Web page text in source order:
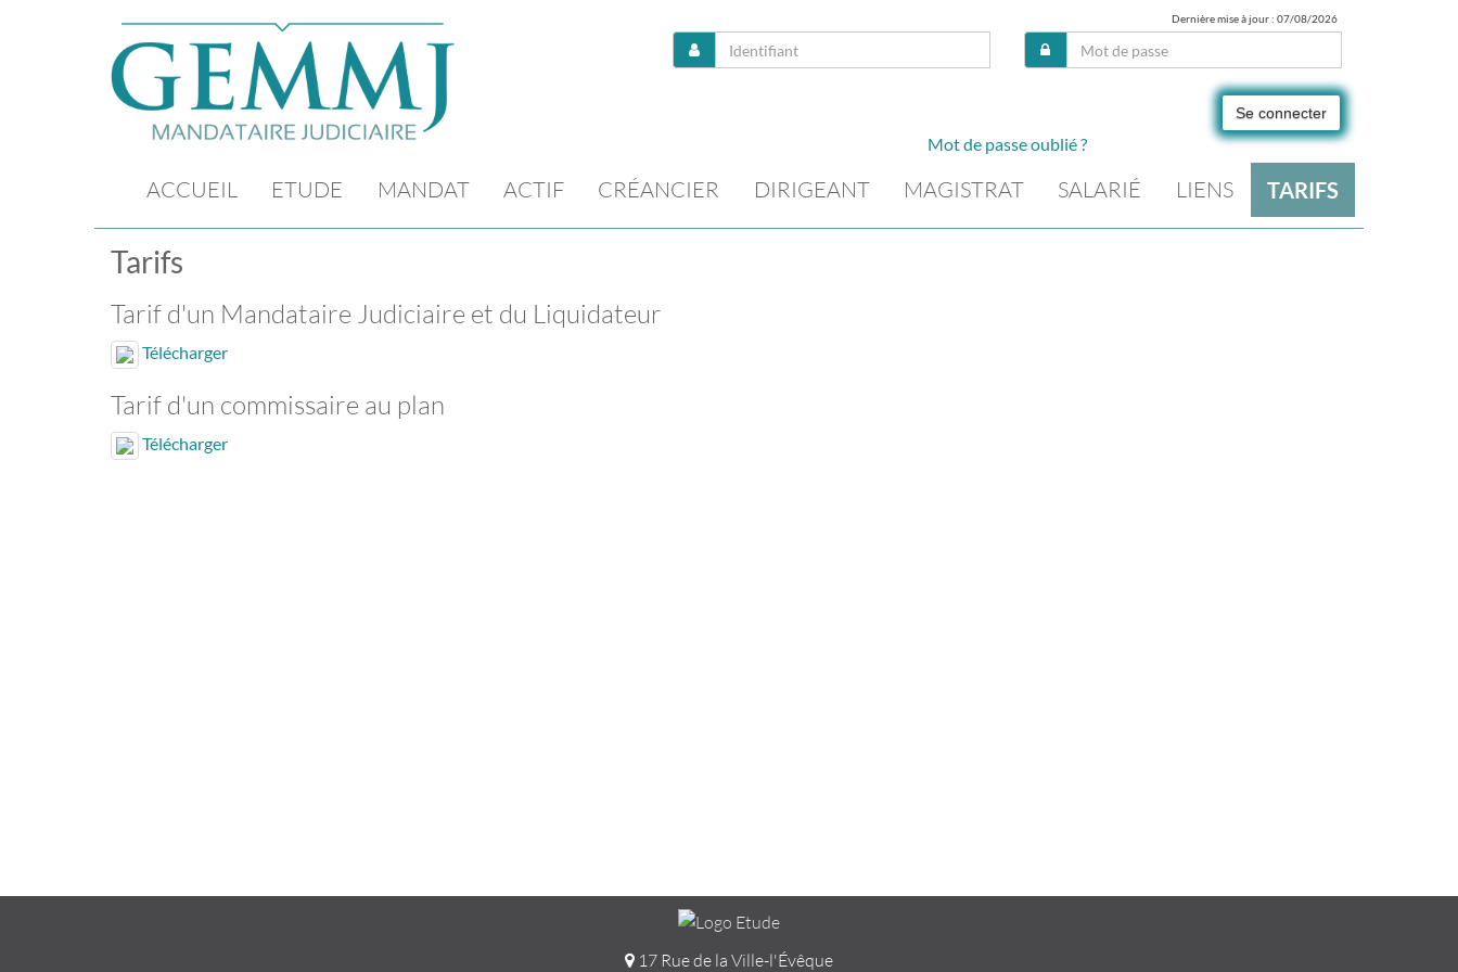
Dernière mise à jour : 07/08/2026
Se connecter
Mot de passe oublié ?
ACCUEIL ETUDE MANDAT ACTIF CRÉANCIER DIRIGEANT MAGISTRAT SALARIÉ LIENS TARIFS
Tarifs
Tarif d'un Mandataire Judiciaire et du Liquidateur
Télécharger
Tarif d'un commissaire au plan
Télécharger
17 Rue de la Ville-l'Évêque